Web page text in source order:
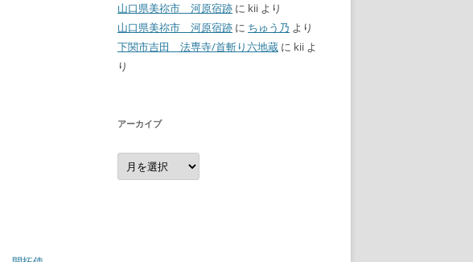
山口県美祢市 河原宿跡 に kii より
山口県美祢市 河原宿跡 に ちゅう乃 より
下関市吉田 法専寺/首斬り六地蔵 に kii よ
り
アーカイブ
ア
ー
カ